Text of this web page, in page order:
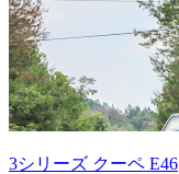
3シリーズ クーペ E46